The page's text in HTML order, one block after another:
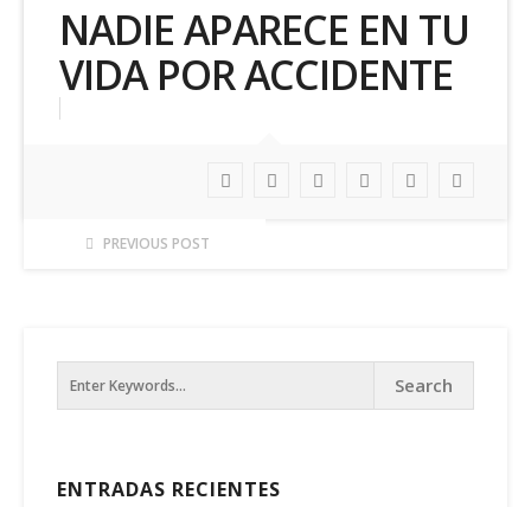
NADIE APARECE EN TU
VIDA POR ACCIDENTE
PREVIOUS POST
ENTRADAS RECIENTES